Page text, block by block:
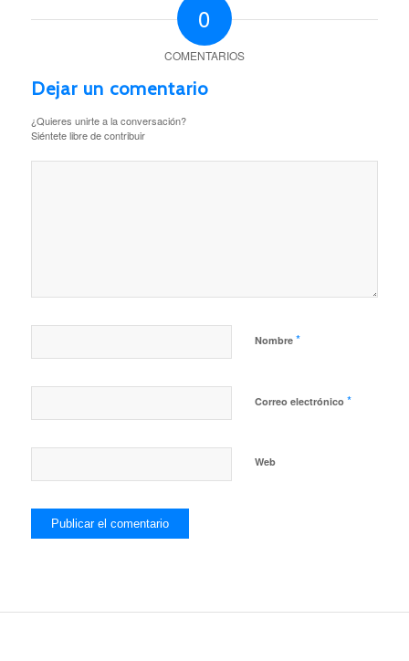
0
COMENTARIOS
Dejar un comentario
¿Quieres unirte a la conversación?
Siéntete libre de contribuir
Nombre *
Correo electrónico *
Web